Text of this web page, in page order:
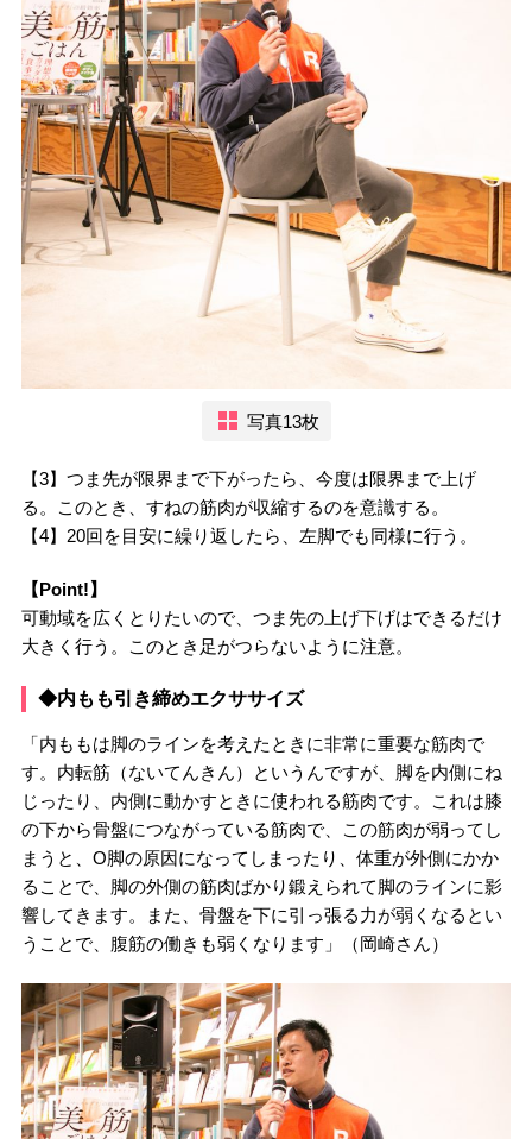
写真13枚
【3】つま先が限界まで下がったら、今度は限界まで上げ
る。このとき、すねの筋肉が収縮するのを意識する。
【4】20回を目安に繰り返したら、左脚でも同様に行う。
【Point!】
可動域を広くとりたいので、つま先の上げ下げはできるだけ
大きく行う。このとき足がつらないように注意。
◆内もも引き締めエクササイズ
「内ももは脚のラインを考えたときに非常に重要な筋肉で
す。内転筋（ないてんきん）というんですが、脚を内側にね
じったり、内側に動かすときに使われる筋肉です。これは膝
の下から骨盤につながっている筋肉で、この筋肉が弱ってし
まうと、O脚の原因になってしまったり、体重が外側にかか
ることで、脚の外側の筋肉ばかり鍛えられて脚のラインに影
響してきます。また、骨盤を下に引っ張る力が弱くなるとい
うことで、腹筋の働きも弱くなります」（岡崎さん）